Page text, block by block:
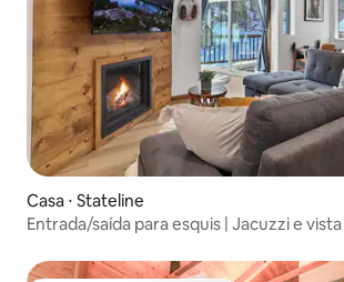
Casa ⋅ Stateline
Entrada/saída para esquis | Jacuzzi e